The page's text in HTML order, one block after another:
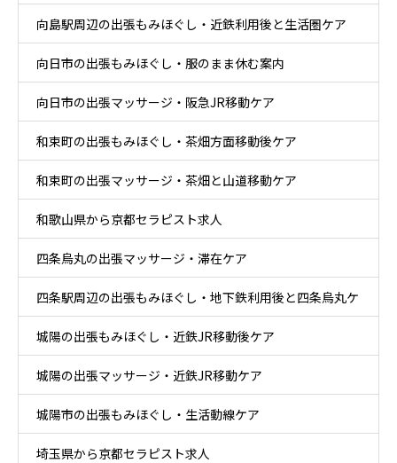
向島駅周辺の出張もみほぐし・近鉄利用後と生活圏ケア
向日市の出張もみほぐし・服のまま休む案内
向日市の出張マッサージ・阪急JR移動ケア
和束町の出張もみほぐし・茶畑方面移動後ケア
和束町の出張マッサージ・茶畑と山道移動ケア
和歌山県から京都セラピスト求人
四条烏丸の出張マッサージ・滞在ケア
四条駅周辺の出張もみほぐし・地下鉄利用後と四条烏丸ケ
ア
城陽の出張もみほぐし・近鉄JR移動後ケア
城陽の出張マッサージ・近鉄JR移動ケア
城陽市の出張もみほぐし・生活動線ケア
埼玉県から京都セラピスト求人